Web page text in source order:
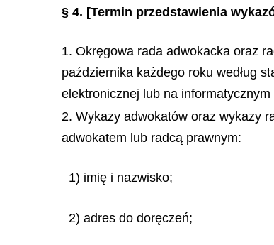
§ 4. [Termin przedstawienia
1. Okręgowa rada adwokacka oraz
października każdego roku według
elektronicznej lub na
2. Wykazy adwokatów oraz wykazy
adwokatem lub radcą prawnym:
1) imię i nazwisko;
2) adres do doręczeń;